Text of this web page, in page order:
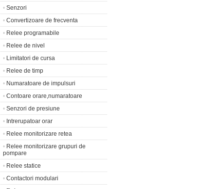
• Senzori
• Convertizoare de frecventa
• Relee programabile
• Relee de nivel
• Limitatori de cursa
• Relee de timp
• Numaratoare de impulsuri
• Contoare orare,numaratoare
• Senzori de presiune
• Intrerupatoar orar
• Relee monitorizare retea
• Relee monitorizare grupuri de
pompare
• Relee statice
• Contactori modulari